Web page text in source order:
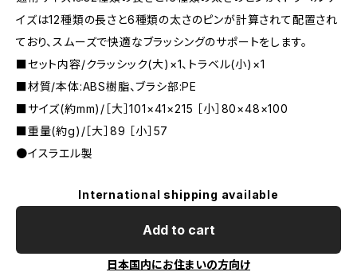
イズは12種類の長さと6種類の太さのピンが計算されて配置され
ており、スムーズで快適なブラッシングのサポートをします。
■セット内容/クラッシック(大)×1、トラベル(小)×1
■材質/本体:ABS樹脂、ブラシ部:PE
■サイズ(約mm)/［大］101×41×215 ［小］80×48×100
■重量(約g)/［大］89 ［小］57
●イスラエル製
International shipping available
Add to cart
日本国内にお住まいの方向け